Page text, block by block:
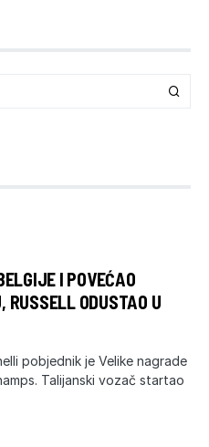
I POVEĆAO
RUSSELL ODUSTAO U
pobjednik je Velike nagrade
Talijanski vozač startao